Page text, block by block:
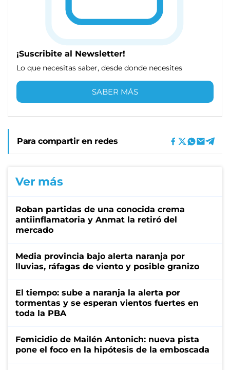
¡Suscribite al Newsletter!
Lo que necesitas saber, desde donde necesites
SABER MÁS
Para compartir en redes
Ver más
Roban partidas de una conocida crema
antiinflamatoria y Anmat la retiró del
mercado
Media provincia bajo alerta naranja por
lluvias, ráfagas de viento y posible granizo
El tiempo: sube a naranja la alerta por
tormentas y se esperan vientos fuertes en
toda la PBA
Femicidio de Mailén Antonich: nueva pista
pone el foco en la hipótesis de la emboscada